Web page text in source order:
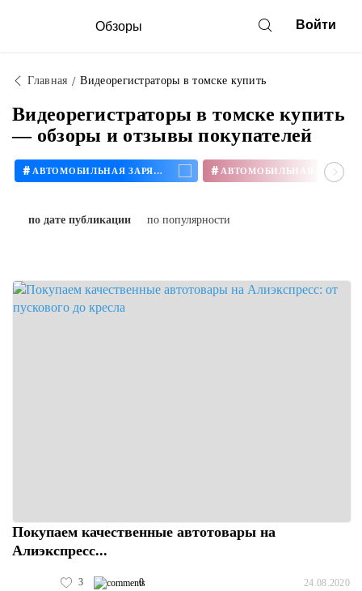
Обзоры Войти
Главная Видеорегистраторы в томске купить
Видеорегистраторы в томске купить
— обзоры и отзывы покупателей
# АВТОМОБИЛЬНАЯ ЗАРЯДКА #
по дате публикации по популярности
Покупаем качественные автотовары на
Алиэкспресс...
3 0 24.08.2020